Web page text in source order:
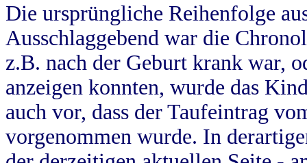
Die ursprüngliche Reihenfolge
Ausschlaggebend war die
z.B. nach der Geburt krank war,
anzeigen konnten, wurde das
auch vor, dass der Taufeintrag
vorgenommen wurde. In